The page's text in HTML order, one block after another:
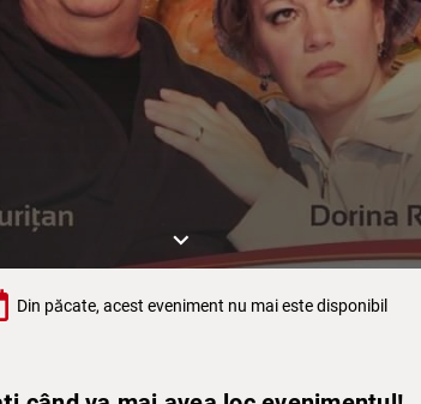
keyboard_arrow_down
Din păcate, acest eveniment nu mai este disponibil